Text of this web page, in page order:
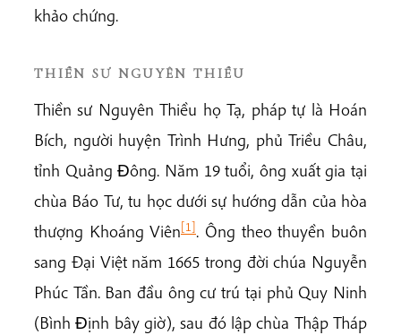
khảo chứng.
THIỀN SƯ NGUYÊN THIỀU
Thiền sư Nguyên Thiều họ Tạ, pháp tự là Hoán
Bích, người huyện Trình Hưng, phủ Triều Châu,
tỉnh Quảng Ðông. Năm 19 tuổi, ông xuất gia tại
chùa Báo Tư, tu học dưới sự hướng dẫn của hòa
thượng Khoáng Viên[1]. Ông theo thuyền buôn
sang Đại Việt năm 1665 trong đời chúa Nguyễn
Phúc Tần. Ban đầu ông cư trú tại phủ Quy Ninh
(Bình Ðịnh bây giờ), sau đó lập chùa Thập Tháp